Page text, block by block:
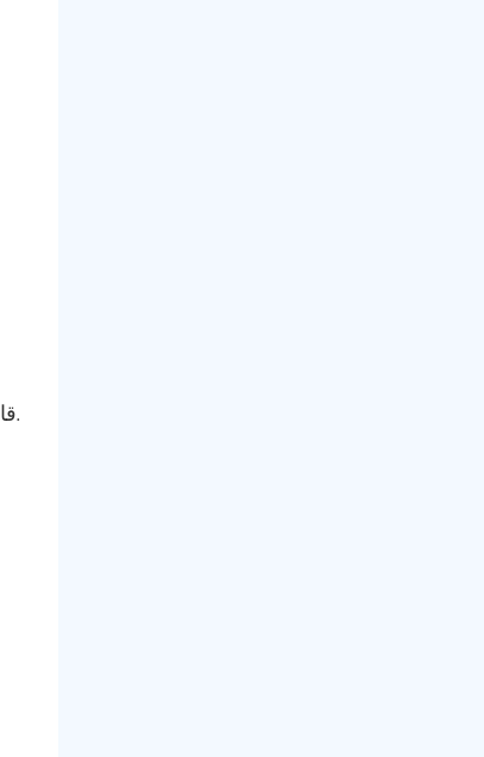
قابلية التوسع في الشبكة: من خلال توفير منافذ متعددة ، فإنها تسمح بسهولة التوسع في الشبكة لاستيعاب مستخدمين إضافيين.